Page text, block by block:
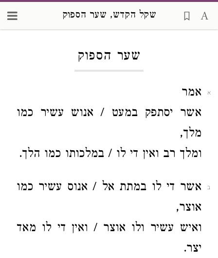
שקל הקדש, שער הספוק
שער הספוק
א
אמר
אשר יסתפק במעט / אנוש עשיר כמו
מלך,
ומלך רב ואין די לו / במלכותו כמו הלך.
ב
אשר די לו במתת אל / אנוס עשיר כמו
אוצר,
ואיש עשיר ולו אוצר / ואין די לו מאד
יצר.